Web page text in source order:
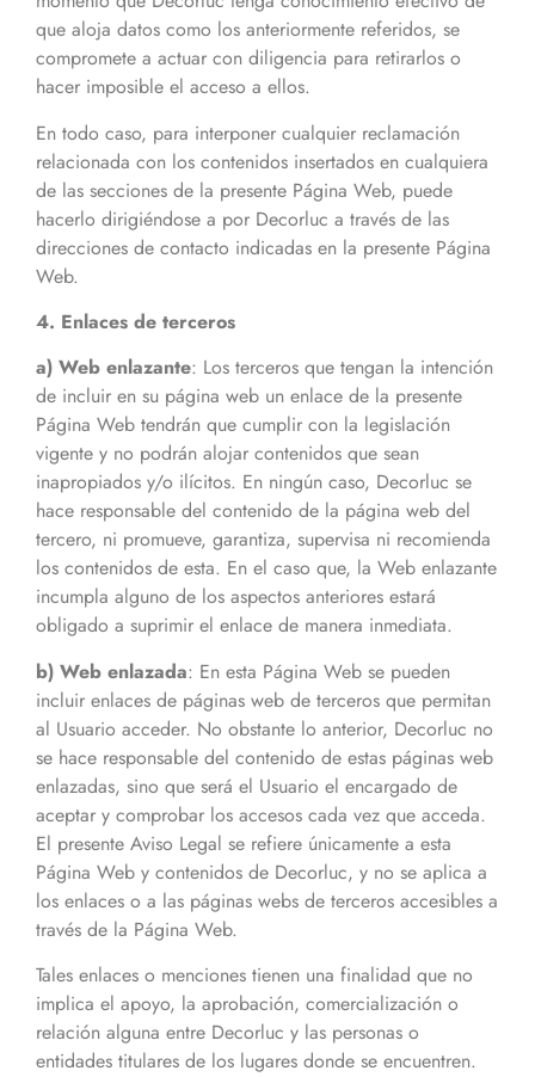
que aloja datos como los anteriormente referidos, se
compromete a actuar con diligencia para retirarlos o
hacer imposible el acceso a ellos.
En todo caso, para interponer cualquier reclamación
relacionada con los contenidos insertados en cualquiera
de las secciones de la presente Página Web, puede
hacerlo dirigiéndose a por Decorluc a través de las
direcciones de contacto indicadas en la presente Página
Web.
4. Enlaces de terceros
a) Web enlazante: Los terceros que tengan la intención
de incluir en su página web un enlace de la presente
Página Web tendrán que cumplir con la legislación
vigente y no podrán alojar contenidos que sean
inapropiados y/o ilícitos. En ningún caso, Decorluc se
hace responsable del contenido de la página web del
tercero, ni promueve, garantiza, supervisa ni recomienda
los contenidos de esta. En el caso que, la Web enlazante
incumpla alguno de los aspectos anteriores estará
obligado a suprimir el enlace de manera inmediata.
b) Web enlazada: En esta Página Web se pueden
incluir enlaces de páginas web de terceros que permitan
al Usuario acceder. No obstante lo anterior, Decorluc no
se hace responsable del contenido de estas páginas web
enlazadas, sino que será el Usuario el encargado de
aceptar y comprobar los accesos cada vez que acceda.
El presente Aviso Legal se refiere únicamente a esta
Página Web y contenidos de Decorluc, y no se aplica a
los enlaces o a las páginas webs de terceros accesibles a
través de la Página Web.
Tales enlaces o menciones tienen una finalidad que no
implica el apoyo, la aprobación, comercialización o
relación alguna entre Decorluc y las personas o
entidades titulares de los lugares donde se encuentren.